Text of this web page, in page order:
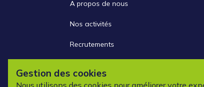
A propos de nous
Nos activités
Recrutements
Gestion des cookies
Nous utilisons des cookies pour améliorer votre